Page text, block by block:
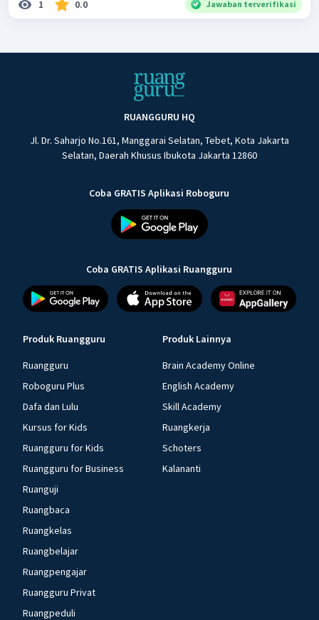
1 0.0 Jawaban terverifikasi
RUANGGURU HQ
Jl. Dr. Saharjo No.161, Manggarai Selatan, Tebet, Kota Jakarta
Selatan, Daerah Khusus Ibukota Jakarta 12860
Coba GRATIS Aplikasi Roboguru
Coba GRATIS Aplikasi Ruangguru
Produk Ruangguru
Ruangguru
Roboguru Plus
Dafa dan Lulu
Kursus for Kids
Ruangguru for Kids
Ruangguru for Business
Ruanguji
Ruangbaca
Ruangkelas
Ruangbelajar
Ruangpengajar
Ruangguru Privat
Ruangpeduli
Produk Lainnya
Brain Academy Online
English Academy
Skill Academy
Ruangkerja
Schoters
Kalananti